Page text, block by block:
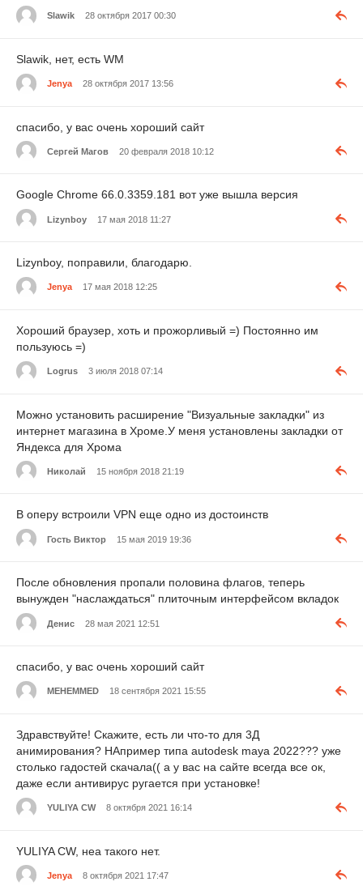
Slawik 28 октября 2017 00:30
Slawik, нет, есть WM
Jenya 28 октября 2017 13:56
спасибо, у вас очень хороший сайт
Cергей Магов 20 февраля 2018 10:12
Google Chrome 66.0.3359.181 вот уже вышла версия
Lizynboy 17 мая 2018 11:27
Lizynboy, поправили, благодарю.
Jenya 17 мая 2018 12:25
Хороший браузер, хоть и прожорливый =) Постоянно им
пользуюсь =)
Logrus 3 июля 2018 07:14
Можно установить расширение "Визуальные закладки" из
интернет магазина в Хроме.У меня установлены закладки от
Яндекса для Хрома
Николай 15 ноября 2018 21:19
В оперу встроили VPN еще одно из достоинств
Гость Виктор 15 мая 2019 19:36
После обновления пропали половина флагов, теперь
вынужден "наслаждаться" плиточным интерфейсом вкладок
Денис 28 мая 2021 12:51
спасибо, у вас очень хороший сайт
MEHEMMED 18 сентября 2021 15:55
Здравствуйте! Скажите, есть ли что-то для 3Д
анимирования? НАпример типа autodesk maya 2022??? уже
столько гадостей скачала(( а у вас на сайте всегда все ок,
даже если антивирус ругается при установке!
YULIYA CW 8 октября 2021 16:14
YULIYA CW, неа такого нет.
Jenya 8 октября 2021 17:47